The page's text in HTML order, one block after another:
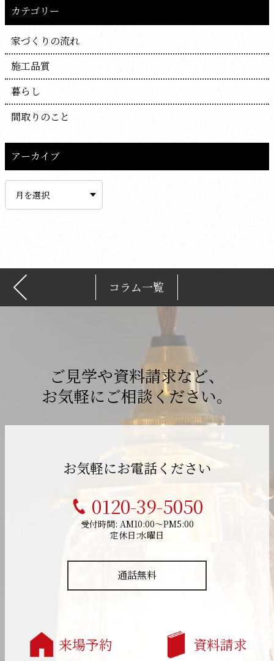
カテゴリー
家づくりの流れ
施工品質
暮らし
間取りのこと
アーカイブ
イ
コラム一覧
ご見学や資料請求など、
お気軽にご相談ください。
お気軽にお電話ください
0120-39-5050
受付時間: AM10:00～PM5:00
定休日:水曜日
通話無料
来場予約 資料請求